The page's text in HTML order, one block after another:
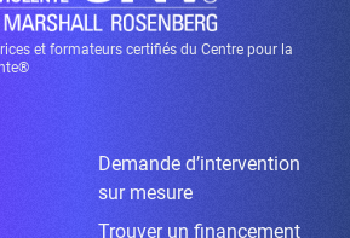
et formateurs certifiés du Centre pour la
Demande d’intervention
sur mesure
Trouver un financement